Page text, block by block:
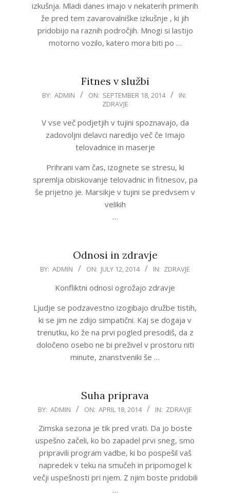
izkušnja. Mladi danes imajo v nekaterih primerih
že pred tem zavarovalniške izkušnje , ki jih
pridobijo na raznih področjih. Mnogi si lastijo
motorno vozilo, katero mora biti po …
Fitnes v službi
2014-
BY: ADMIN ON: SEPTEMBER 18, 2014
IN:
ZDRAVJE
V vse več podjetjih v tujini spoznavajo, da
zadovoljni delavci naredijo več če Imajo
telovadnice in maserje
Prihrani vam čas, izognete se stresu, ki
spremlja obiskovanje telovadnic in fitnesov, pa
še prijetno je. Marsikje v tujini se predvsem v
velikih
…
Odnosi in zdravje
2014-
BY: ADMIN ON: JULY 12, 2014 IN: ZDRAVJE
Konfliktni odnosi ogrožajo zdravje
Ljudje se podzavestno izogibajo družbe tistih,
ki se jim ne zdijo simpatični. Kaj se dogaja v
trenutku, ko že na prvi pogled presodiš, da z
določeno osebo ne bi preživel v prostoru niti
minute, znanstveniki še …
Suha priprava
2014-
18
BY: ADMIN ON: APRIL 18, 2014 IN: ZDRAVJE
Zimska sezona je tik pred vrati. Da jo boste
uspešno začeli, ko bo zapadel prvi sneg, smo
pripravili program vadbe, ki bo pospešil vaš
napredek v teku na smučeh in pripomogel k
večji uspešnosti pri njem. Z njim boste pridobili
…